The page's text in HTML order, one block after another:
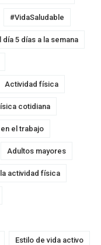
#VidaSaludable
día 5 días a la semana
Actividad física
cotidiana
el trabajo
Adultos mayores
actividad física
Estilo de vida activo